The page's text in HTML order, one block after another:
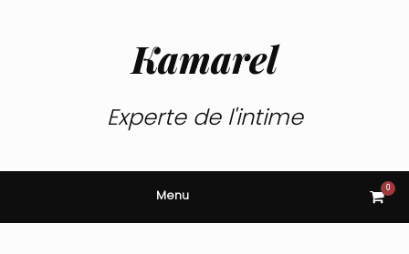
Kamarel
Experte de l'intime
Menu View
cart
0